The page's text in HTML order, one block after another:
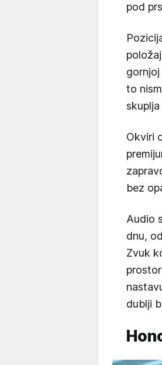
pod
to
skuplja
Okviri
bez
Audio
dnu,
Zvuk
dublji